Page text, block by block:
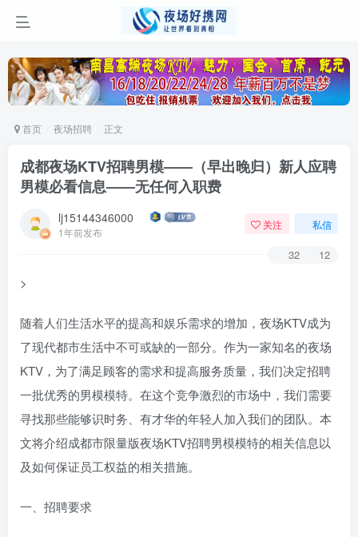
首页 夜场招聘 正文
成都夜场KTV招聘男模——（早出晚归）新人应聘
男模必看信息——无任何入职费
lj15144346000
1年前发布
关注 私信
32 12
>
随着人们生活水平的提高和娱乐需求的增加，夜场KTV成为
了现代都市生活中不可或缺的一部分。作为一家知名的夜场
KTV，为了满足顾客的需求和提高服务质量，我们决定招聘
一批优秀的男模模特。在这个竞争激烈的市场中，我们需要
寻找那些能够识时务、有才华的年轻人加入我们的团队。本
文将介绍成都市限量版夜场KTV招聘男模模特的相关信息以
及如何保证员工权益的相关措施。
一、招聘要求